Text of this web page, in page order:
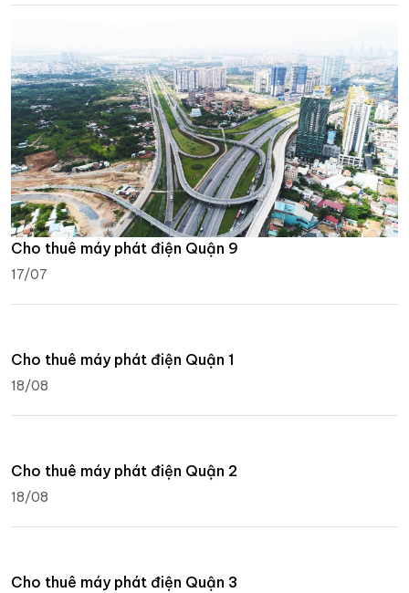
Cho thuê máy phát điện Quận 9
17/07
Cho thuê máy phát điện Quận 1
18/08
Cho thuê máy phát điện Quận 2
18/08
Cho thuê máy phát điện Quận 3